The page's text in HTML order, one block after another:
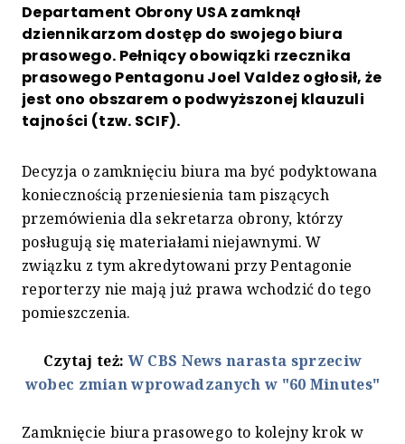
Departament Obrony USA zamknął
dziennikarzom dostęp do swojego biura
prasowego. Pełniący obowiązki rzecznika
prasowego Pentagonu Joel Valdez ogłosił, że
jest ono obszarem o podwyższonej klauzuli
tajności (tzw. SCIF).
Decyzja o zamknięciu biura ma być podyktowana
koniecznością przeniesienia tam piszących
przemówienia dla sekretarza obrony, którzy
posługują się materiałami niejawnymi. W
związku z tym akredytowani przy Pentagonie
reporterzy nie mają już prawa wchodzić do tego
pomieszczenia.
Czytaj też:W CBS News narasta sprzeciw
wobec zmian wprowadzanych w "60 Minutes"
Zamknięcie biura prasowego to kolejny krok w